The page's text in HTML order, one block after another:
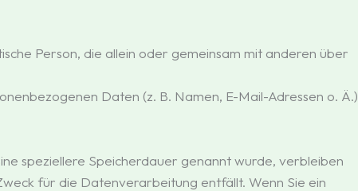
Person, die allein oder gemeinsam mit anderen über
Daten (z. B. Namen, E-Mail-Adressen o. Ä.)
speziellere Speicherdauer genannt wurde, verbleiben
für die Datenverarbeitung entfällt. Wenn Sie ein